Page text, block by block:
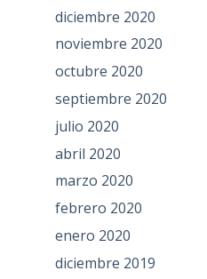
diciembre 2020
noviembre 2020
octubre 2020
septiembre 2020
julio 2020
abril 2020
marzo 2020
febrero 2020
enero 2020
diciembre 2019